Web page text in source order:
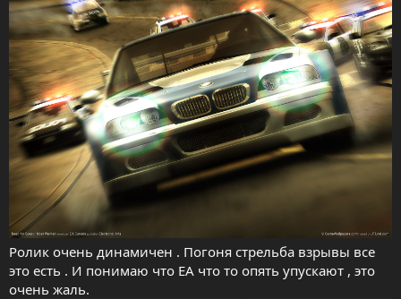
Ролик очень динамичен . Погоня стрельба взрывы все
это есть . И понимаю что EA что то опять упускают , это
очень жаль.